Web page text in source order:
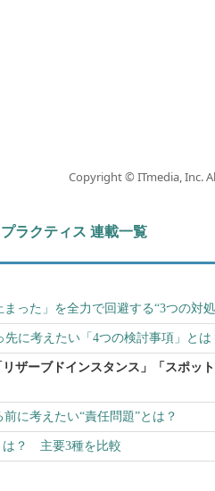
Copyright © ITmedia, Inc.
ラクティス 連載一覧
まった」を全力で回避する“3つの対
に考えたい「4つの検討事項」とは
ザーブドインスタンス」「スポット
に考えたい“責任問題”とは？
は？ 主要3種を比較